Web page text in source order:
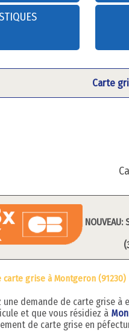
Carte
carte grise à Montgeron (91230)
une demande de carte grise
et que vous résidiez à
de carte grise en